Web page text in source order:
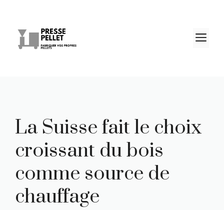
contenu
La Suisse fait le choix
croissant du bois
comme source de
chauffage